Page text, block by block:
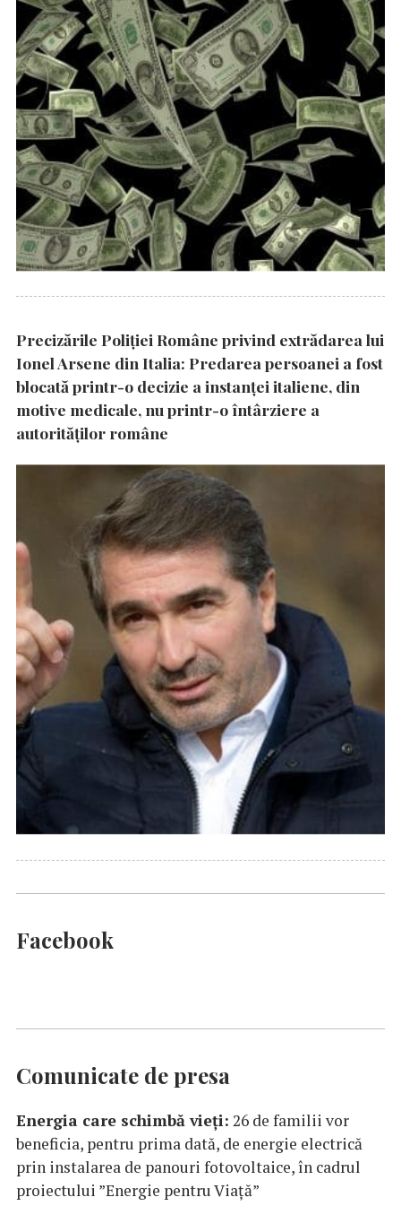
Precizările Poliţiei Române privind extrădarea lui
Ionel Arsene din Italia: Predarea persoanei a fost
blocată printr-o decizie a instanţei italiene, din
motive medicale, nu printr-o întârziere a
autorităţilor române
Facebook
Comunicate de presa
Energia care schimbă vieți: 26 de familii vor
beneficia, pentru prima dată, de energie electrică
prin instalarea de panouri fotovoltaice, în cadrul
proiectului ”Energie pentru Viață”